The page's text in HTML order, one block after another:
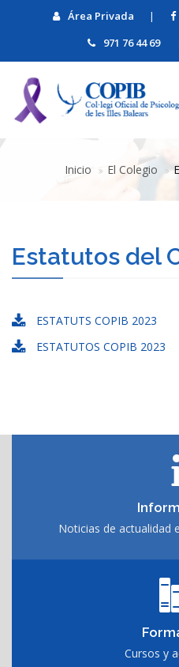
Área Privada |
971 76 44 69
Inicio El Colegio
Estatutos del
ESTATUTS COPIB 2023
ESTATUTOS COPIB 2023
Noticias de actualidad
Cursos y